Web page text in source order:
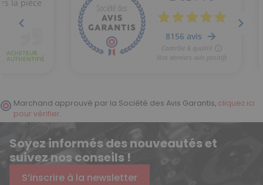
Marchand approuvé par la Société des Avis Garantis, cliquez ici
pour vérifier.
Soyez informés des nouveautés et
suivez nos conseils !
S’inscrire à la newsletter